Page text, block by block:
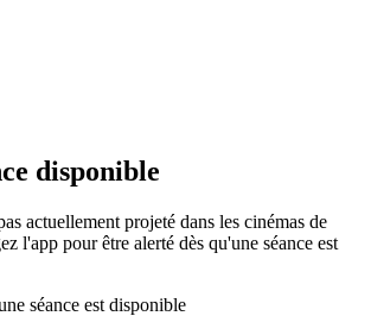
disponible
actuellement projeté dans les cinémas de
l'app pour être alerté dès qu'une séance est
séance est disponible